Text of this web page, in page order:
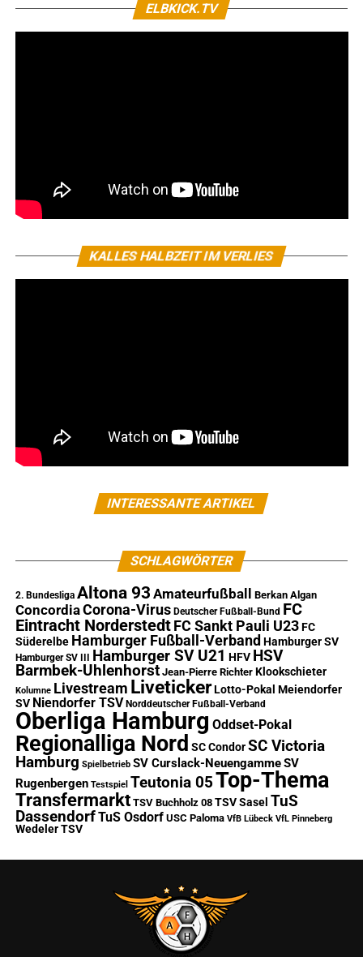
ELBKICK.TV
KALLES HALBZEIT IM VERLIES
INTERESSANTE ARTIKEL
SCHLAGWÖRTER
2. Bundesliga Altona 93 Amateurfußball Berkan Algan
ConcordiaCorona-Virus Deutscher Fußball-Bund FC
Eintracht Norderstedt FC Sankt Pauli U23 FC
Süderelbe Hamburger Fußball-Verband Hamburger SV
Hamburger SV III Hamburger SV U21 HFV HSV
Barmbek-Uhlenhorst Jean-Pierre Richter Klookschieter
Kolumne Livestream Liveticker Lotto-Pokal Meiendorfer
SV Niendorfer TSV Norddeutscher Fußball-Verband
Oberliga Hamburg Oddset-Pokal
Regionalliga Nord SC Condor SC Victoria
Hamburg Spielbetrieb SV Curslack-NeuengammeSV
Rugenbergen Testspiel Teutonia 05Top-Thema
Transfermarkt TSV Buchholz 08 TSV Sasel TuS
DassendorfTuS Osdorf USC Paloma VfB Lübeck VfL Pinneberg
Wedeler TSV